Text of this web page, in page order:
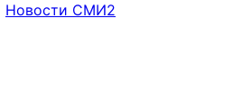
Новости СМИ2